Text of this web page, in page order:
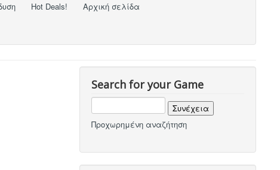
Hot Deals! Αρχική σελίδα
Search for your Game
Προχωρημένη αναζήτηση